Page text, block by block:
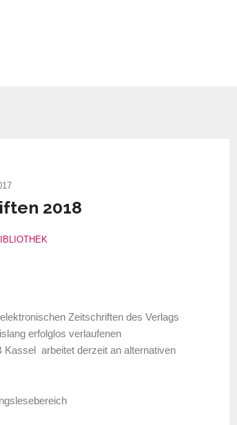
2018
Zeitschriften des Verlags
erfolglos verlaufenen
arbeitet derzeit an alternativen